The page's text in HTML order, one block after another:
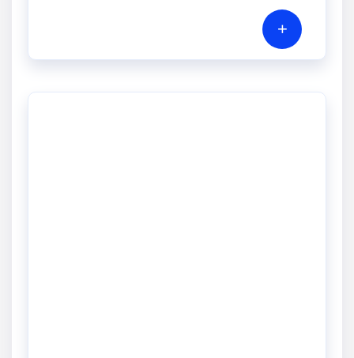
NGHIỆP LỰA CHỌN MÁY
+